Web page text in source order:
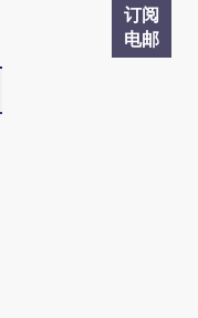
订阅
电邮